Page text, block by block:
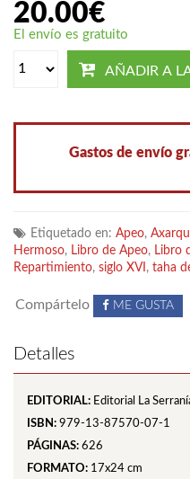
20.00€
El envío es gratuito
AÑADIR A
Gastos de envío
Etiquetado en: Apeo,
Hermoso, Libro de Apeo, Libro
Repartimiento, siglo XVI , taha
Compártelo ME GUSTA
Detalles
EDITORIAL: Editorial La
ISBN: 979-13-87570-07-1
PÁGINAS: 626
FORMATO: 17x24 cm